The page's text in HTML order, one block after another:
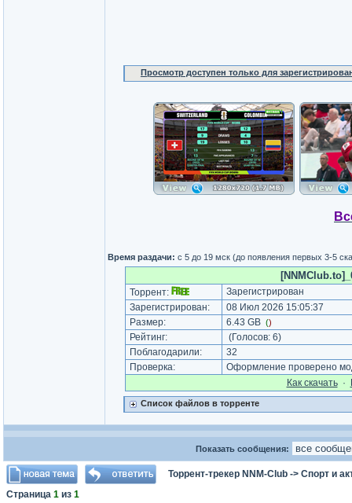
Просмотр доступен только для
Время раздачи: c 5 до 19 мск (до появления первых 3-5
Торрент:
Зарегистрирован
Зарегистрирован:
08 Июл 2026 15:05:37
Размер:
6.43 GB ()
Рейтинг: (Голосов: 6)
Поблагодарили:
32
Проверка:
Оформление проверено
Как cкачать·
Список файлов в торренте
Показать сообщения:
Торрент-трекер NNM-Club -> Спорт и
Страница 1 из 1